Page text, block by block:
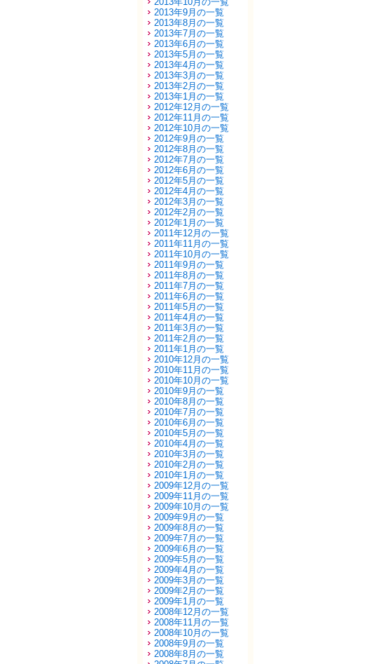
2013年9月の一覧
2013年8月の一覧
2013年7月の一覧
2013年6月の一覧
2013年5月の一覧
2013年4月の一覧
2013年3月の一覧
2013年2月の一覧
2013年1月の一覧
2012年12月の一覧
2012年11月の一覧
2012年10月の一覧
2012年9月の一覧
2012年8月の一覧
2012年7月の一覧
2012年6月の一覧
2012年5月の一覧
2012年4月の一覧
2012年3月の一覧
2012年2月の一覧
2012年1月の一覧
2011年12月の一覧
2011年11月の一覧
2011年10月の一覧
2011年9月の一覧
2011年8月の一覧
2011年7月の一覧
2011年6月の一覧
2011年5月の一覧
2011年4月の一覧
2011年3月の一覧
2011年2月の一覧
2011年1月の一覧
2010年12月の一覧
2010年11月の一覧
2010年10月の一覧
2010年9月の一覧
2010年8月の一覧
2010年7月の一覧
2010年6月の一覧
2010年5月の一覧
2010年4月の一覧
2010年3月の一覧
2010年2月の一覧
2010年1月の一覧
2009年12月の一覧
2009年11月の一覧
2009年10月の一覧
2009年9月の一覧
2009年8月の一覧
2009年7月の一覧
2009年6月の一覧
2009年5月の一覧
2009年4月の一覧
2009年3月の一覧
2009年2月の一覧
2009年1月の一覧
2008年12月の一覧
2008年11月の一覧
2008年10月の一覧
2008年9月の一覧
2008年8月の一覧